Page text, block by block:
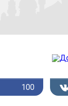
100